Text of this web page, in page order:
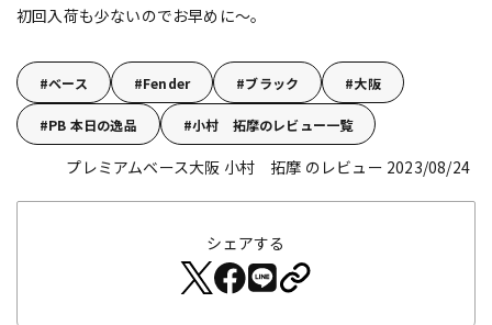
初回入荷も少ないのでお早めに～。
ベース Fender ブラック 大阪
PB 本日の逸品 小村 拓摩のレビュー一覧
プレミアムベース大阪 小村 拓摩 のレビュー 2023/08/24
シェアする